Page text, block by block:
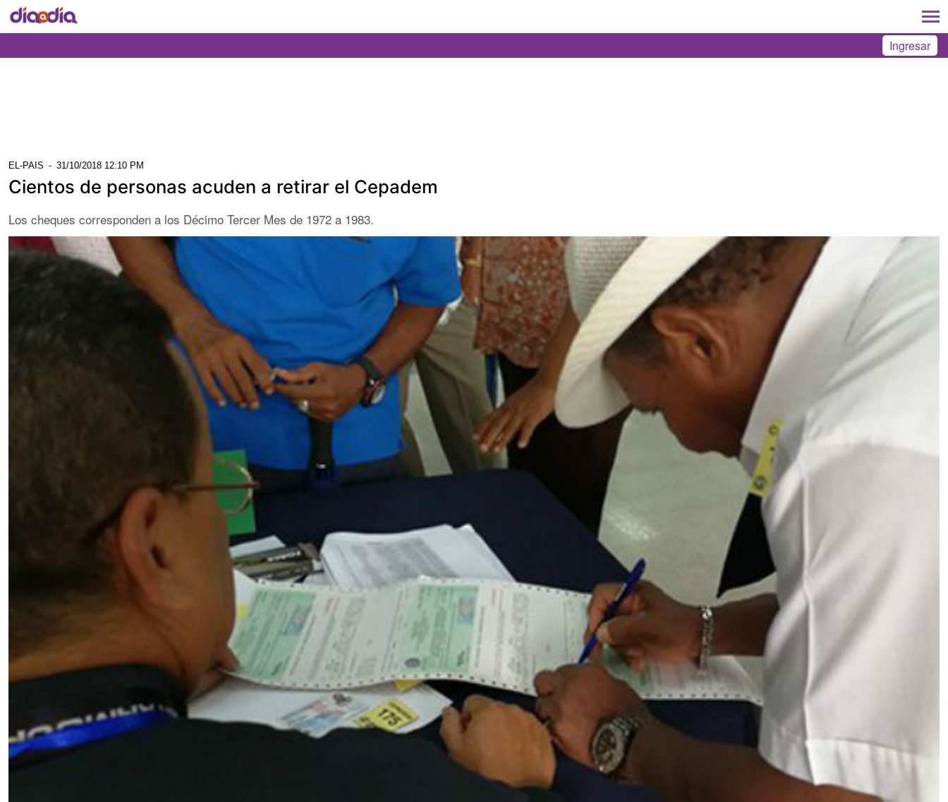
Ingresar
EL-PAIS - 31/10/2018 12:10 PM
Cientos de personas acuden a retirar el Cepadem
Los cheques corresponden a los Décimo Tercer Mes de 1972 a 1983.